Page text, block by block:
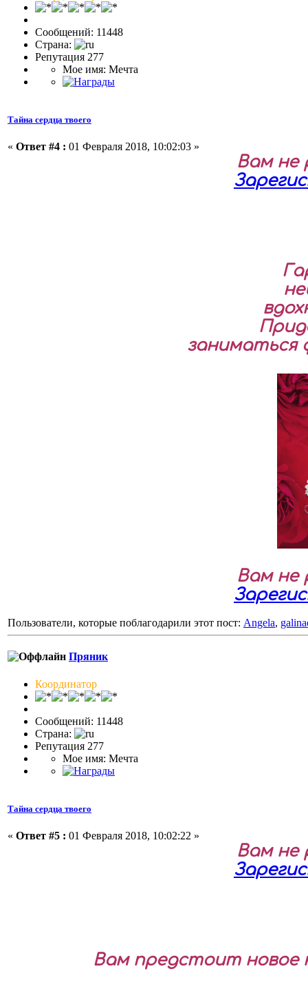
Сообщений: 11448
Страна:
Репутация 277
Мое имя: Мечта
Тайна сердца твоего
« Ответ #4 : 01 Февраля 2018, 10:02:03 »
Вам не
заниматься
Вам не
Пользователи, которые поблагодарили этот пост: Angela,
Пряник
Координатор
Сообщений: 11448
Страна:
Репутация 277
Мое имя: Мечта
Тайна сердца твоего
« Ответ #5 : 01 Февраля 2018, 10:02:22 »
Вам не
Вам предстоит новое